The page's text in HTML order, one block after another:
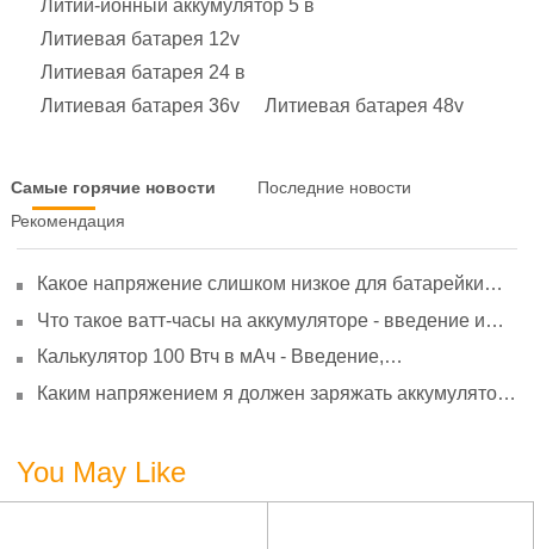
Литий-ионный аккумулятор 5 в
Литиевая батарея 12v
Литиевая батарея 24 в
Литиевая батарея 36v
Литиевая батарея 48v
Самые горячие новости
Последние новости
Рекомендация
Какое напряжение слишком низкое для батарейки
старение
Что такое ватт-часы на аккумуляторе - введение и
Калькулятор 100 Втч в мАч - Введение,
Каким напряжением я должен заряжать аккумулятор
You May Like